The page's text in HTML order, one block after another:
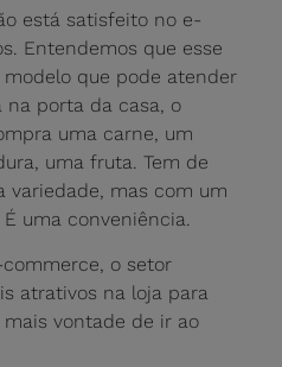
está satisfeito no e-
Entendemos que esse
modelo que pode atender
na porta da casa, o
uma carne, um
uma fruta. Tem de
variedade, mas com um
uma conveniência.
o setor
atrativos na loja para
vontade de ir ao